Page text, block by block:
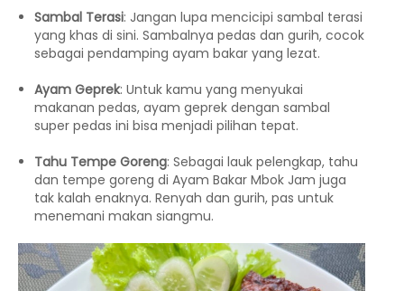
Sambal Terasi: Jangan lupa mencicipi sambal terasi
yang khas di sini. Sambalnya pedas dan gurih, cocok
sebagai pendamping ayam bakar yang lezat.
Ayam Geprek: Untuk kamu yang menyukai
makanan pedas, ayam geprek dengan sambal
super pedas ini bisa menjadi pilihan tepat.
Tahu Tempe Goreng: Sebagai lauk pelengkap, tahu
dan tempe goreng di Ayam Bakar Mbok Jam juga
tak kalah enaknya. Renyah dan gurih, pas untuk
menemani makan siangmu.